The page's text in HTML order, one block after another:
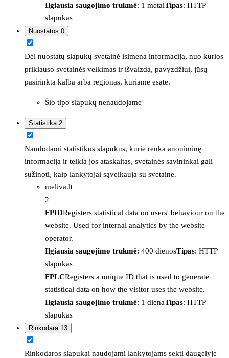
Ilgiausia saugojimo trukmė: 1 metaiTipas: HTTP
slapukas
Nuostatos 0
Dėl nuostatų slapukų svetainė įsimena informaciją, nuo kurios
priklauso svetainės veikimas ir išvaizda, pavyzdžiui, jūsų
pasirinkta kalba arba regionas, kuriame esate.
Šio tipo slapukų nenaudojame
Statistika 2
Naudodami statistikos slapukus, kurie renka anoniminę
informacija ir teikia jos ataskaitas, svetainės savininkai gali
sužinoti, kaip lankytojai sąveikauja su svetaine.
meliva.lt
2
FPIDRegisters statistical data on users' behaviour on the
website. Used for internal analytics by the website
operator.
Ilgiausia saugojimo trukmė: 400 dienosTipas: HTTP
slapukas
FPLCRegisters a unique ID that is used to generate
statistical data on how the visitor uses the website.
Ilgiausia saugojimo trukmė: 1 dienaTipas: HTTP
slapukas
Rinkodara 13
Rinkodaros slapukai naudojami lankytojams sekti daugelyje